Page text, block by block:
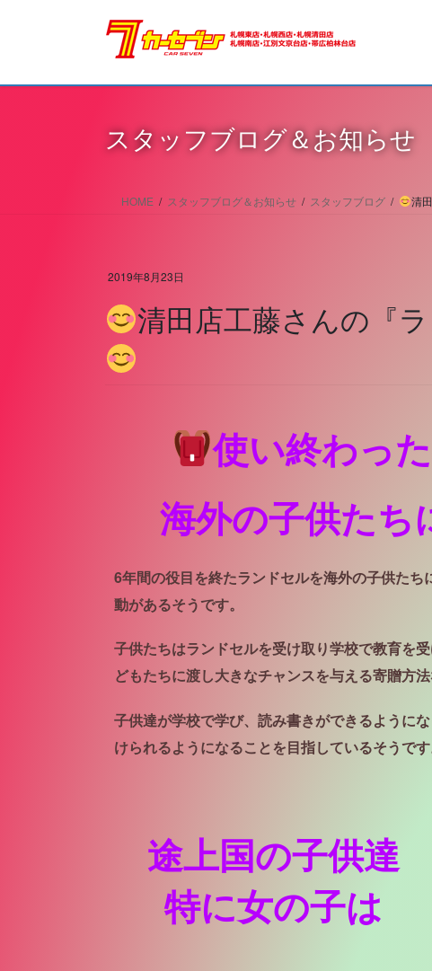
スタッフブログ＆お知らせ
HOME スタッフブログ＆お知らせ スタッフブログ 清
2019年8月23日
清田店工藤さんの『
使い終わっ
海外の子供たち
6年間の役目を終たランドセルを海外の子供た
動があるそうです。
子供たちはランドセルを受け取り学校で教育を
どもたちに渡し大きなチャンスを与える寄贈方法
子供達が学校で学び、読み書きができるように
けられるようになることを目指し
途上国の子供達
特に女の子は